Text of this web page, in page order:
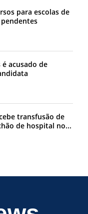
para escolas de
acusado de
transfusão de
de hospital no...